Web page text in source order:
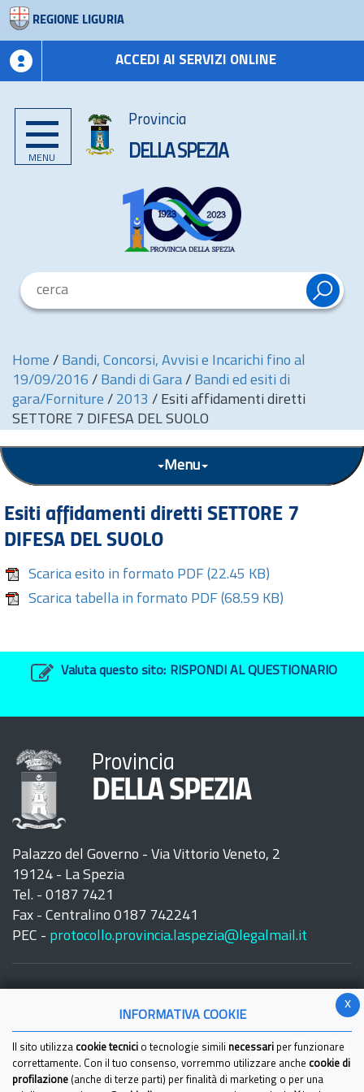
REGIONE LIGURIA
ACCEDI AI SERVIZI ONLINE
MENU
Provincia
DELLA SPEZIA
Home / Bandi, Concorsi, Avvisi e Incarichi fino al
19/09/2016 / Bandi di Gara / Bandi ed esiti di
gara/Forniture / 2013 / Esiti affidamenti diretti
SETTORE 7 DIFESA DEL SUOLO
Menu
Esiti affidamenti diretti SETTORE 7
DIFESA DEL SUOLO
Scarica esito in formato PDF (22.45 KB)
Scarica tabella in formato PDF (68.59 KB)
Valuta questo sito: RISPONDI AL QUESTIONARIO
Provincia
DELLA SPEZIA
Palazzo del Governo - Via Vittorio Veneto, 2
19124 - La Spezia
Tel. - 0187 7421
Fax - Centralino 0187 742241
PEC - protocollo.provincia.laspezia@legalmail.it
Seguici su:
x
INFORMATIVA COOKIE
Il sito utilizza cookie tecnici o tecnologie simili necessari per funzionare
correttamente. Con il tuo consenso, vorremmo utilizzare anche cookie di
profilazione (anche di terze parti) per finalità di marketing o per una